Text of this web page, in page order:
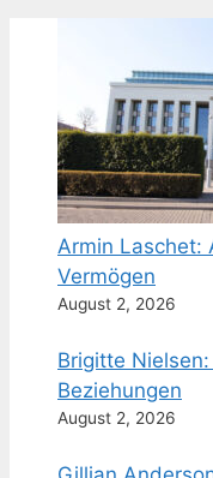
Armin Laschet:
Vermögen
August 2, 2026
Brigitte
Beziehungen
August 2, 2026